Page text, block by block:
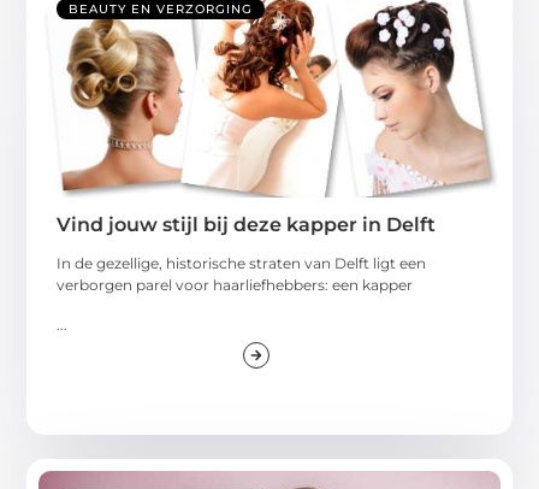
BEAUTY EN VERZORGING
Vind jouw stijl bij deze kapper in Delft
In de gezellige, historische straten van Delft ligt een
verborgen parel voor haarliefhebbers: een kapper